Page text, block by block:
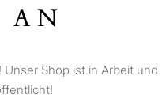
Shop ist in Arbeit und